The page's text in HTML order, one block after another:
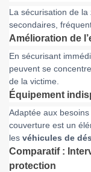
La sécurisation de
secondaires,
Amélioration de
En sécurisant
peuvent se
de la victime.
Équipement
Adaptée aux besoins
couverture est un
les véhicules de
Comparatif :
protection